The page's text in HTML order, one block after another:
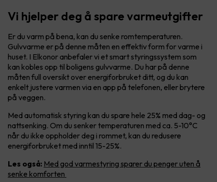
Vi hjelper deg å spare varmeutgifter
Er du varm på bena, kan du senke romtemperaturen.
Gulvvarme er på denne måten en effektiv form for varme i
huset. I Elkonor anbefaler vi et smart styringssystem som
kan kobles opp til boligens gulvvarme. Du har på denne
måten full oversikt over energiforbruket ditt, og du kan
enkelt justere varmen via en app på telefonen, eller brytere
på veggen.
Med automatisk styring kan du spare hele 25% med dag- og
nattsenking. Om du senker temperaturen med ca. 5-10°C
når du ikke oppholder deg i rommet, kan du redusere
energiforbruket med inntil 15-25%.
Les også: Med god varmestyring sparer du penger uten å
senke komforten